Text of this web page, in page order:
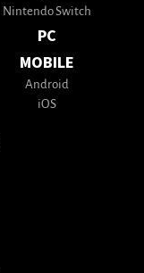
Nintendo Switch
PC
MOBILE
Android
iOS